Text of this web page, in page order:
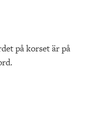
på korset är på